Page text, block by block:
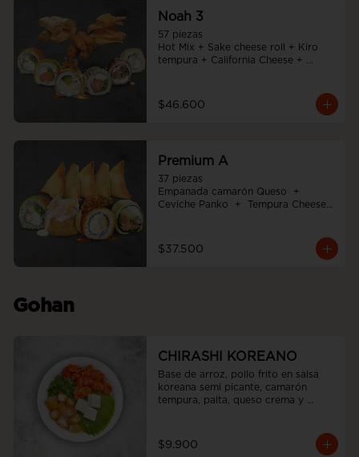
Noah 3
57 piezas
Hot Mix + Sake cheese roll + Kiro
tempura + California Cheese +
$46.600
Premium A
37 piezas
Empanada camarón Queso  +
Ceviche Panko  +  Tempura Cheese
$37.500
Gohan
CHIRASHI KOREANO
Base de arroz, pollo frito en salsa
koreana semi picante, camarón
tempura, palta, queso crema y
$9.900